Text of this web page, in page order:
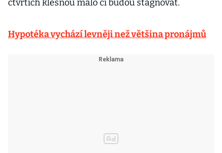
čtvrtích klesnou málo či budou stagnovat.
Hypotéka vychází levněji než většina pronájmů